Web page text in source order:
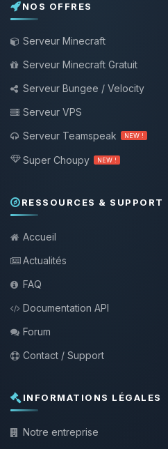
NOS OFFRES
Serveur Minecraft
Serveur Minecraft Gratuit
Serveur Bungee / Velocity
Serveur VPS
Serveur Teamspeak
NEW !
Super Choupy NEW !
RESSOURCES & SUPPORT
Accueil
Actualités
FAQ
Documentation API
Forum
Contact / Support
INFORMATIONS LÉGALES
Notre entreprise